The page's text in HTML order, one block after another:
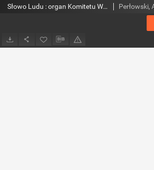
Słowo Ludu : organ Komitetu Wojewódzkiego Polskiej Zjednoczonej Partii Robotniczej, 1954, R.6, nr 15